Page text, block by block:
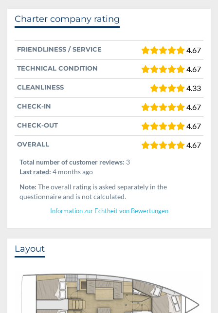
Charter company rating
FRIENDLINESS / SERVICE 4.67
TECHNICAL CONDITION 4.67
CLEANLINESS 4.33
CHECK-IN 4.67
CHECK-OUT 4.67
OVERALL 4.67
Total number of customer reviews: 3
Last rated: 4 months ago
Note: The overall rating is asked separately in the
questionnaire and is not calculated.
Information zur Echtheit von Bewertungen
Layout